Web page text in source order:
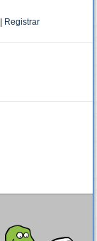
Registrar